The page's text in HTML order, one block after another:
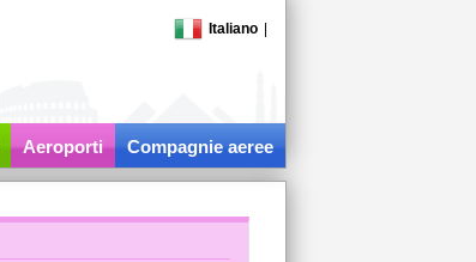
Italiano
Aeroporti Compagnie aeree